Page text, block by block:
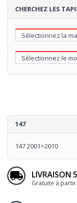
CHERCHEZ LES
147
147 2001>2010
LIVRAISON
Gratuite à partir